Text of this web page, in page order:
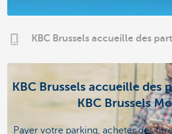
KBC Brussels accueille des
KBC Brussels accueille des
KBC Brussels
Payer votre parking, acheter des